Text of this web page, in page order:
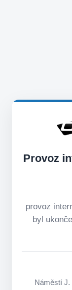
Provoz
provoz
byl
Náměstí J.